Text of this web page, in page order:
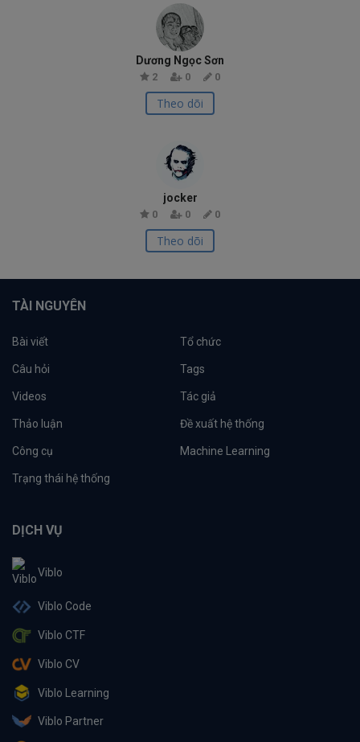
Dương Ngọc Sơn
2 0 0
Theo dõi
jocker
0 0 0
Theo dõi
TÀI NGUYÊN
Bài viết Tổ chức
Câu hỏi Tags
Videos Tác giả
Thảo luận Đề xuất hệ thống
Công cụ Machine Learning
Trạng thái hệ thống
DỊCH VỤ
Viblo
Viblo Code
Viblo CTF
Viblo CV
Viblo Learning
Viblo Partner